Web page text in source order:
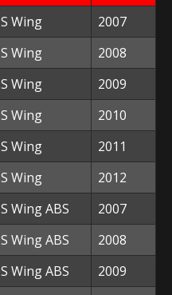
S Wing
2007
S Wing
2008
S Wing
2009
S Wing
2010
S Wing
2011
S Wing
2012
S Wing ABS
2007
S Wing ABS
2008
S Wing ABS
2009